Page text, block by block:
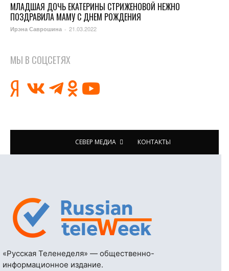
МЛАДШАЯ ДОЧЬ ЕКАТЕРИНЫ СТРИЖЕНОВОЙ НЕЖНО
ПОЗДРАВИЛА МАМУ С ДНЕМ РОЖДЕНИЯ
Ирэна Саврошина - 21.03.2022
МЫ В СОЦСЕТЯХ
СЕВЕР МЕДИА КОНТАКТЫ
«Русская Теленеделя» — общественно-
информационное издание.